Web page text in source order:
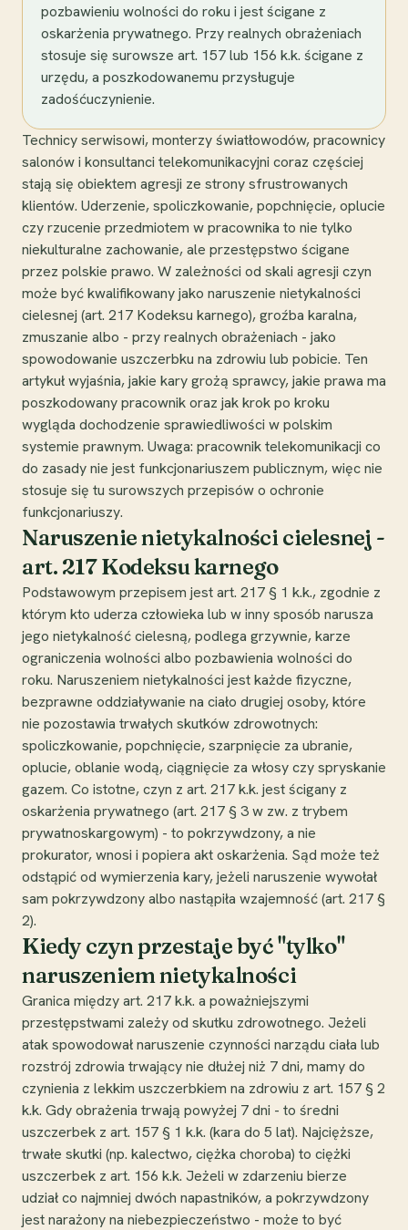
pozbawieniu wolności do roku i jest ścigane z
oskarżenia prywatnego. Przy realnych obrażeniach
stosuje się surowsze art. 157 lub 156 k.k. ścigane z
urzędu, a poszkodowanemu przysługuje
zadośćuczynienie.
Technicy serwisowi, monterzy światłowodów, pracownicy
salonów i konsultanci telekomunikacyjni coraz częściej
stają się obiektem agresji ze strony sfrustrowanych
klientów. Uderzenie, spoliczkowanie, popchnięcie, oplucie
czy rzucenie przedmiotem w pracownika to nie tylko
niekulturalne zachowanie, ale przestępstwo ścigane
przez polskie prawo. W zależności od skali agresji czyn
może być kwalifikowany jako naruszenie nietykalności
cielesnej (art. 217 Kodeksu karnego), groźba karalna,
zmuszanie albo - przy realnych obrażeniach - jako
spowodowanie uszczerbku na zdrowiu lub pobicie. Ten
artykuł wyjaśnia, jakie kary grożą sprawcy, jakie prawa ma
poszkodowany pracownik oraz jak krok po kroku
wygląda dochodzenie sprawiedliwości w polskim
systemie prawnym. Uwaga: pracownik telekomunikacji co
do zasady nie jest funkcjonariuszem publicznym, więc nie
stosuje się tu surowszych przepisów o ochronie
funkcjonariuszy.
Naruszenie nietykalności cielesnej -
art. 217 Kodeksu karnego
Podstawowym przepisem jest art. 217 § 1 k.k., zgodnie z
którym kto uderza człowieka lub w inny sposób narusza
jego nietykalność cielesną, podlega grzywnie, karze
ograniczenia wolności albo pozbawienia wolności do
roku. Naruszeniem nietykalności jest każde fizyczne,
bezprawne oddziaływanie na ciało drugiej osoby, które
nie pozostawia trwałych skutków zdrowotnych:
spoliczkowanie, popchnięcie, szarpnięcie za ubranie,
oplucie, oblanie wodą, ciągnięcie za włosy czy spryskanie
gazem. Co istotne, czyn z art. 217 k.k. jest ścigany z
oskarżenia prywatnego (art. 217 § 3 w zw. z trybem
prywatnoskargowym) - to pokrzywdzony, a nie
prokurator, wnosi i popiera akt oskarżenia. Sąd może też
odstąpić od wymierzenia kary, jeżeli naruszenie wywołał
sam pokrzywdzony albo nastąpiła wzajemność (art. 217 §
2).
Kiedy czyn przestaje być "tylko"
naruszeniem nietykalności
Granica między art. 217 k.k. a poważniejszymi
przestępstwami zależy od skutku zdrowotnego. Jeżeli
atak spowodował naruszenie czynności narządu ciała lub
rozstrój zdrowia trwający nie dłużej niż 7 dni, mamy do
czynienia z lekkim uszczerbkiem na zdrowiu z art. 157 § 2
k.k. Gdy obrażenia trwają powyżej 7 dni - to średni
uszczerbek z art. 157 § 1 k.k. (kara do 5 lat). Najcięższe,
trwałe skutki (np. kalectwo, ciężka choroba) to ciężki
uszczerbek z art. 156 k.k. Jeżeli w zdarzeniu bierze
udział co najmniej dwóch napastników, a pokrzywdzony
jest narażony na niebezpieczeństwo - może to być